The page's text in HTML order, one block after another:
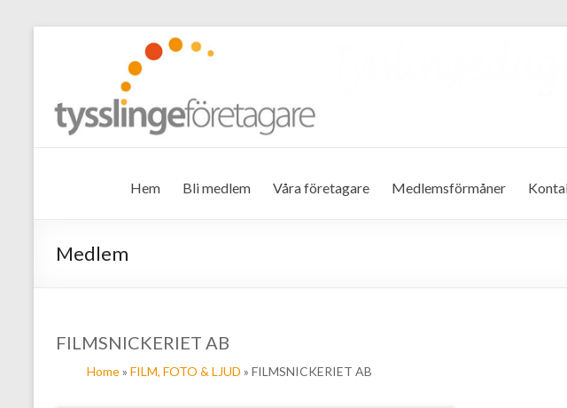
Tysslinge företagare
Hem Bli medlem Våra företagare Medlemsförmåner
Medlem
FILMSNICKERIET AB
Home» FILM, FOTO & LJUD » FILMSNICKERIET AB